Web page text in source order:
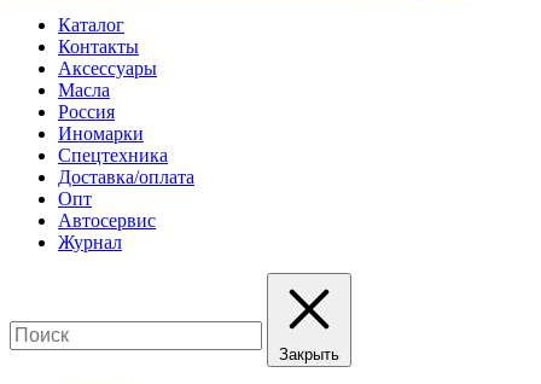
Каталог
Контакты
Аксессуары
Масла
Россия
Иномарки
Спецтехника
Доставка/оплата
Опт
Автосервис
Журнал
Закрыть